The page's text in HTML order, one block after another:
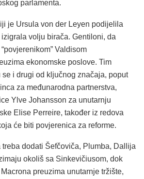
parlamenta.
je Ursula von der Leyen podijelila
volju birača. Gentiloni, da
Valdisom
ekonomske poslove. Tim
i drugi od ključnog značaja, poput
za međunarodna partnerstva,
Ylve Johansson za unutarnju
Elise Perreire, također iz redova
će biti povjerenica za reforme.
dodati Šefčoviča, Plumba, Dallija
okoliš sa Sinkevičiusom, dok
preuzima unutarnje tržište,